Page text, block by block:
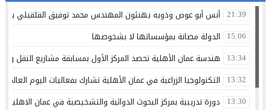
21:39 أنس أبو عوض وذويه يهنئون المهندس محمد توفيق القلقيلي
15:06 الدولة مصانة بمؤسساتها لا بشخوصها
13:34 هندسة عمان الأهلية تحصد المركز الأول بمسابقة مشاريع النقل
13:32 التكنولوجيا الزراعية في عمان الأهلية تشارك بفعاليات اليوم العالمي
13:30 دورة تدريبية بمركز البحوث الدوائية والتشخيصية في عمان